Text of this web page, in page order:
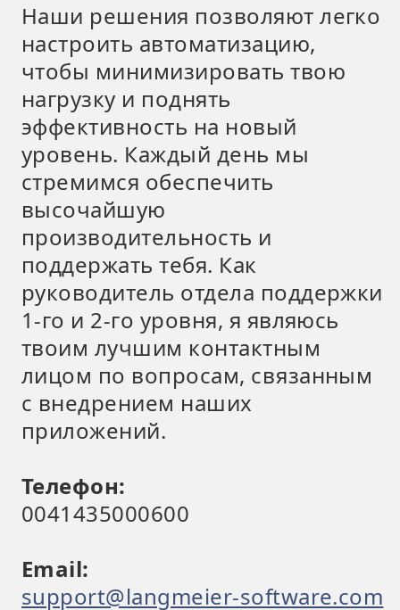
Наши решения позволяют легко
настроить автоматизацию,
чтобы минимизировать твою
нагрузку и поднять
эффективность на новый
уровень. Каждый день мы
стремимся обеспечить
высочайшую
производительность и
поддержать тебя. Как
руководитель отдела поддержки
1-го и 2-го уровня, я являюсь
твоим лучшим контактным
лицом по вопросам, связанным
с внедрением наших
приложений.
Телефон:
0041435000600
Email:
support@langmeier-software.com